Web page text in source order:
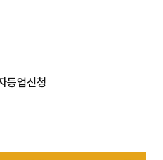
등업신청